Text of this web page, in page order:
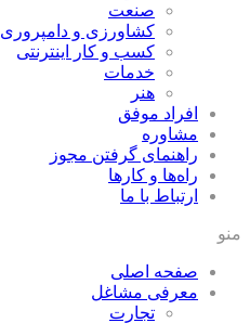
صنعت
كشاورزی و دامپروری
كسب و كار اينترنتی
خدمات
هنر
افراد موفق
مشاوره
راهنمای گرفتن مجوز
راه‌ها و كارها
ارتباط با ما
منو
صفحه اصلی
معرفی مشاغل
تجارت